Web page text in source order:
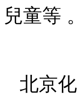
兒童等 。
北京